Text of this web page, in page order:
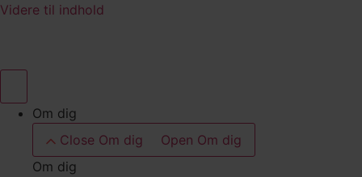
Videre til indhold
Om dig
Close Om dig
Open Om dig
Om dig